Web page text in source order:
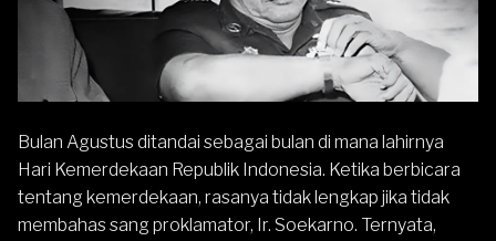
Bulan Agustus ditandai sebagai bulan di mana lahirnya
Hari Kemerdekaan Republik Indonesia. Ketika berbicara
tentang kemerdekaan, rasanya tidak lengkap jika tidak
membahas sang proklamator, Ir. Soekarno. Ternyata,